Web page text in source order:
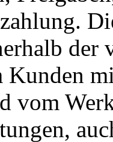
der
Kunden
vom